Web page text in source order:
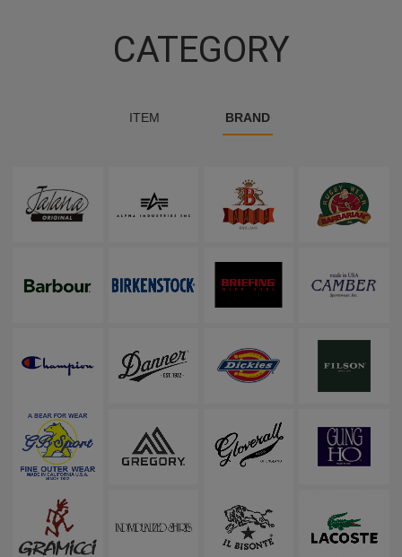
CATEGORY
ITEM BRAND